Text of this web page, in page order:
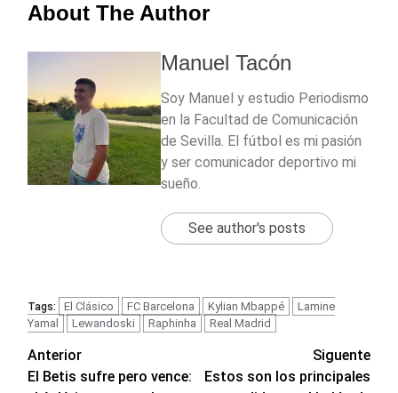
About The Author
Manuel Tacón
Soy Manuel y estudio Periodismo
en la Facultad de Comunicación
de Sevilla. El fútbol es mi pasión
y ser comunicador deportivo mi
sueño.
See author's posts
Tags: El Clásico FC Barcelona Kylian Mbappé
Lamine
Yamal
Lewandoski Raphinha Real Madrid
Navegación
Anterior
El Betis sufre pero vence:
Siguente
Estos son los principales